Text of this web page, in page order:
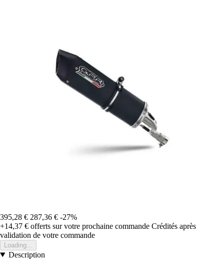
395,28 € 287,36 € -27%
+14,37 € offerts sur votre prochaine commande Crédités après
validation de votre commande
Loading...
Description